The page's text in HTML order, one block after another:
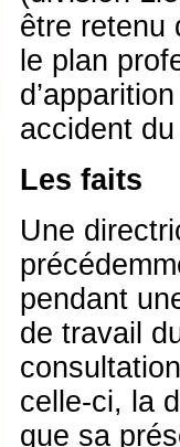
être retenu
le plan
accident
Les faits
Une
pendant
de travail
celle-ci, la
que sa